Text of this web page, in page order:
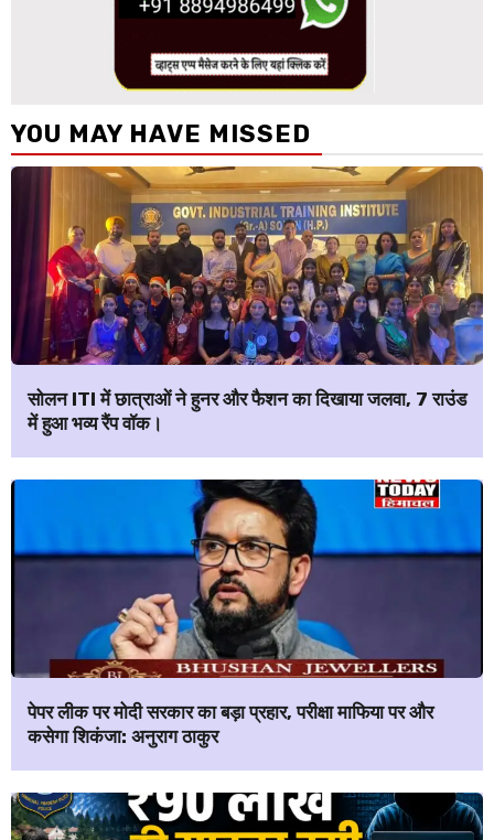
YOU MAY HAVE MISSED
सोलन ITI में छात्राओं ने हुनर और फैशन का दिखाया जलवा, 7 राउंड
में हुआ भव्य रैंप वॉक।
पेपर लीक पर मोदी सरकार का बड़ा प्रहार, परीक्षा माफिया पर और
कसेगा शिकंजा: अनुराग ठाकुर